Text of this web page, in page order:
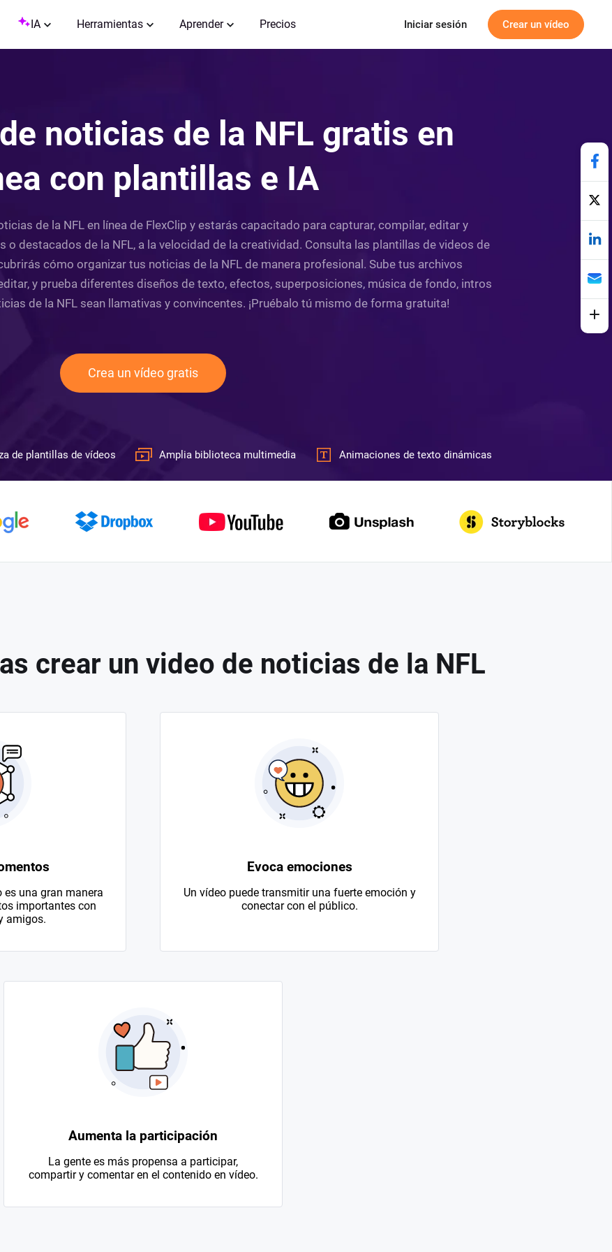
IA Herramientas Aprender Precios Iniciar sesión Crear un vídeo
noticias de la NFL gratis en
con plantillas e IA
de la NFL en línea de FlexClip y estarás capacitado para capturar, compilar, editar y
destacados de la NFL, a la velocidad de la creatividad. Consulta las plantillas de videos de
cómo organizar tus noticias de la NFL de manera profesional. Sube tus archivos
y prueba diferentes diseños de texto, efectos, superposiciones, música de fondo, intros
de la NFL sean llamativas y convincentes. ¡Pruébalo tú mismo de forma gratuita!
Crea un vídeo gratis
de plantillas de vídeos Amplia biblioteca multimedia Animaciones de texto dinámicas
crear un video de noticias de la NFL
es una gran manera
importantes con
amigos.
Evoca emociones
Un vídeo puede transmitir una fuerte emoción y
conectar con el público.
Aumenta la participación
La gente es más propensa a participar,
compartir y comentar en el contenido en vídeo.